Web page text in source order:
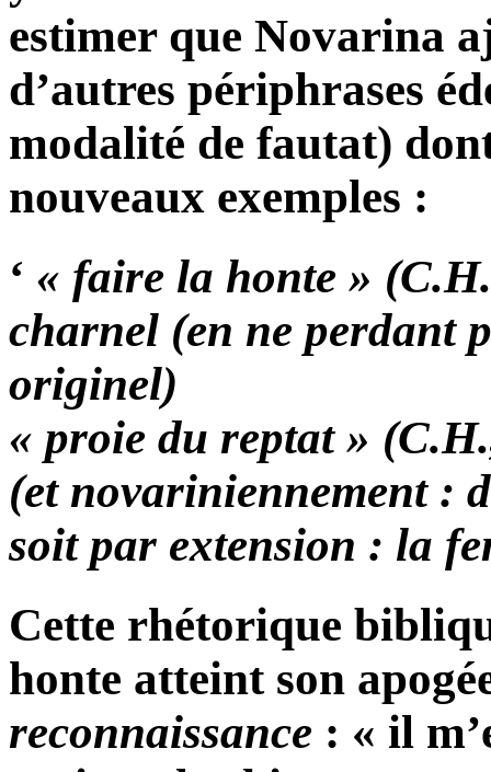
estimer que Novarina
d’autres périphrases
modalité de fautat)
nouveaux exemples :
‘ « faire la honte »
charnel (en ne perdant
originel)
« proie du reptat »
(et novariniennement :
soit par extension : la
Cette rhétorique
honte atteint son
reconnaissance : « il